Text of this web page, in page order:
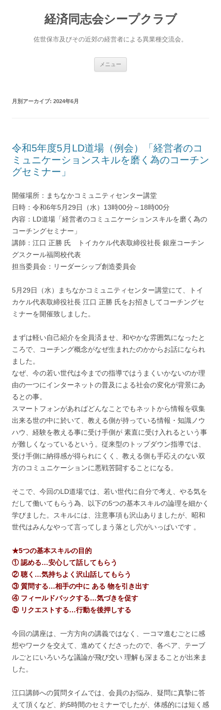
経済同志会シープクラブ
佐世保市及びその近郊の経営者による異業種交流会。
メニュー
月別アーカイブ: 2024年6月
令和5年度5月LD道場（例会）「経営者のコ
ミュニケーションスキルを磨く為のコーチン
グセミナー」
開催場所：まちなかコミュニティセンター講堂
日時：令和6年5月29日（水）13時00分～18時00分
内容：LD道場「経営者のコミュニケーションスキルを磨く為の
コーチングセミナー」
講師：江口 正勝 氏 トイカケル代表取締役社長 銀座コーチン
グスクール福岡校代表
担当委員会：リーダーシップ創造委員会
5月29日（水）まちなかコミュニティセンター講堂にて、トイ
カケル代表取締役社長 江口 正勝 氏をお招きしてコーチングセ
ミナーを開催致しました。
まずは軽い自己紹介を全員済ませ、和やかな雰囲気になったと
ころで、コーチング概念がなぜ生まれたのかからお話になられ
ました。
なぜ、今の若い世代は今までの指導ではうまくいかないのか理
由の一つにインターネットの普及による社会の変化が背景にあ
るとの事。
スマートフォンがあればどんなことでもネットから情報を収集
出来る世の中に於いて、教える側が持っている情報・知識ノウ
ハウ、経験を教える事に受け手側が 素直に受け入れるという事
が難しくなっているという。従来型のトップダウン指導では、
受け手側に納得感が得られにくく、教える側も手応えのない双
方のコミュニケーションに悪戦苦闘することになる。
そこで、今回のLD道場では、若い世代に自分で考え、やる気を
だして働いてもらう為、以下の5つの基本スキルの論理を細かく
学びました。スキルには、注意事項も沢山ありましたが、昭和
世代はみんなやって言ってしまう落とし穴がいっぱいです 。
★5つの基本スキルの目的
① 認める…安心して話してもらう
② 聴く…気持ちよく沢山話してもらう
③ 質問する…相手の中に ある 物を引き出す
④ フィールドバックする…気づきを促す
⑤ リクエストする…行動を後押しする
今回の講座は、一方方向の講義ではなく、一コマ進むごとに感
想やワークを交えて、進めてくださったので、各ペア、テーブ
ルごとにいろいろな議論が飛び交い 理解も深まることが出来ま
した。
江口講師への質問タイムでは、会員のお悩み、疑問に真摯に答
えて頂くなど、約5時間のセミナーでしたが、体感的には短く感